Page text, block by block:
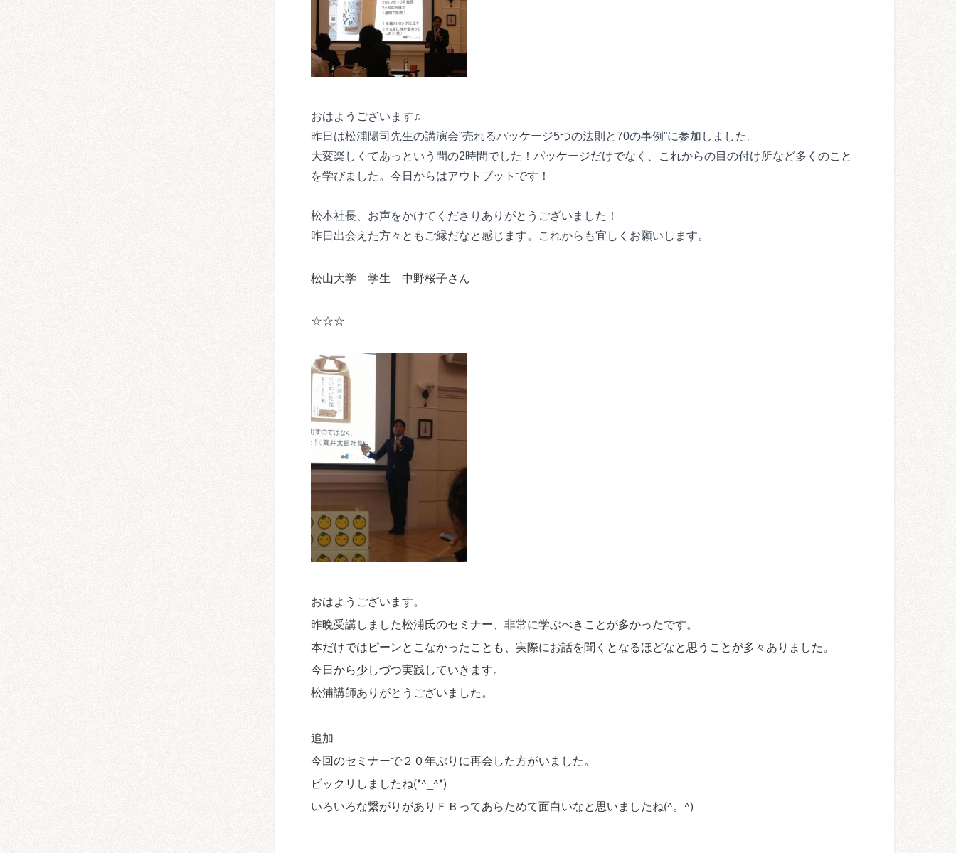
おはようございます♫
昨日は松浦陽司先生の講演会”売れるパッケージ5つの法則と70の事例”に参加しました。
大変楽しくてあっという間の2時間でした！パッケージだけでなく、これからの目の付け所など多くのこと
を学びました。今日からはアウトプットです！
松本社長、お声をかけてくださりありがとうございました！
昨日出会えた方々ともご縁だなと感じます。これからも宜しくお願いします。
松山大学 学生 中野桜子さん
☆☆☆
おはようございます。
昨晩受講しました松浦氏のセミナー、非常に学ぶべきことが多かったです。
本だけではピーンとこなかったことも、実際にお話を聞くとなるほどなと思うことが多々ありました。
今日から少しづつ実践していきます。
松浦講師ありがとうございました。
追加
今回のセミナーで２０年ぶりに再会した方がいました。
ビックリしましたね(*^_^*)
いろいろな繋がりがありＦＢってあらためて面白いなと思いましたね(^。^)